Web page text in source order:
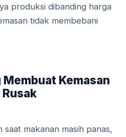
produksi dibanding harga
tidak membebani
Kemasan
makanan masih panas,